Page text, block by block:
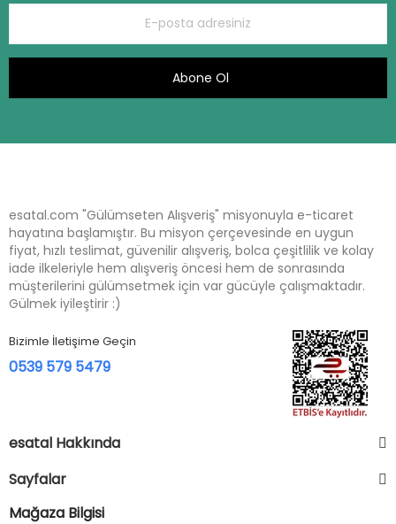
Abone Ol
esatal.com "Gülümseten Alışveriş" misyonuyla e-ticaret
hayatına başlamıştır. Bu misyon çerçevesinde en uygun
fiyat, hızlı teslimat, güvenilir alışveriş, bolca çeşitlilik ve kolay
iade ilkeleriyle hem alışveriş öncesi hem de sonrasında
müşterilerini gülümsetmek için var gücüyle çalışmaktadır.
Gülmek iyileştirir :)
Bizimle İletişime Geçin
0539 579 5479
esatal Hakkında
Sayfalar
Mağaza Bilgisi